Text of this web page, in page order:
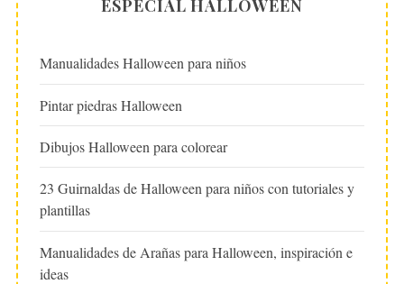
ESPECIAL HALLOWEEN
Manualidades Halloween para niños
Pintar piedras Halloween
Dibujos Halloween para colorear
23 Guirnaldas de Halloween para niños con tutoriales y
plantillas
Manualidades de Arañas para Halloween, inspiración e
ideas